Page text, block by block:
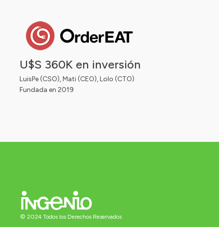
U$S 360K en inversión
LuisPe (CSO), Mati (CEO), Lolo (CTO)
Fundada en 2019
© 2024 Todos los Derechos Reservados